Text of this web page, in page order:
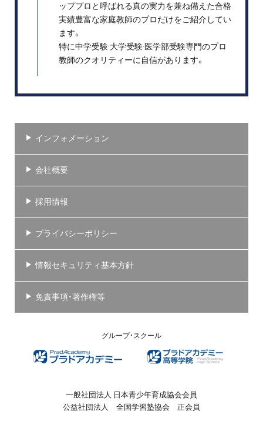
ッププロと呼ばれる真の実力を兼ね備えた合格
実績豊富な家庭教師のプロだけをご紹介してい
ます。
特に中学受験·大学受験·医学部受験専門のプロ
教師のクオリティーに自信があります。
インフォメーション
会社概要
採用情報
プライバシーポリシー
情報セキュリティ基本方針
免責事項・著作権等
グループ・スクール
一般社団法人 日本青少年育成協会会員
公益社団法人 全国学習塾協会 正会員